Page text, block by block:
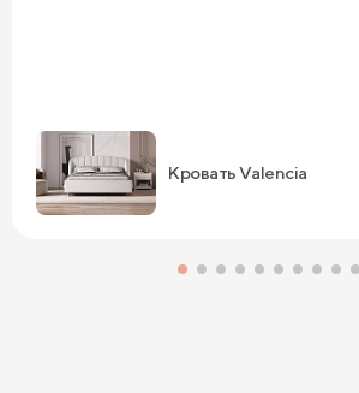
Кровать Valencia